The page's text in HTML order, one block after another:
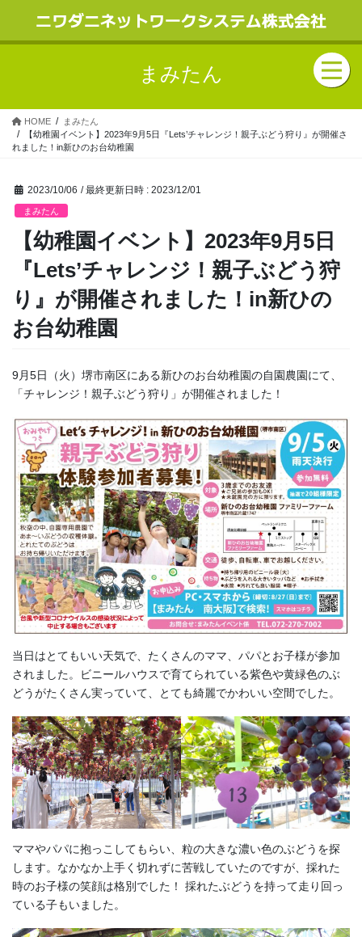
まみたん
HOME
まみたん
【幼稚園イベント】2023年9月5日『Lets’チャレンジ！親子ぶどう狩り』が開催さ
れました！in新ひのお台幼稚園
2023/10/06 / 最終更新日時 : 2023/12/01
まみたん
【幼稚園イベント】2023年9月5日
『Lets’チャレンジ！親子ぶどう狩
り』が開催されました！in新ひの
お台幼稚園
9月5日（火）堺市南区にある新ひのお台幼稚園の自園農園にて、
「チャレンジ！親子ぶどう狩り」が開催されました！
当日はとてもいい天気で、たくさんのママ、パパとお子様が参加
されました。ビニールハウスで育てられている紫色や黄緑色のぶ
どうがたくさん実っていて、とても綺麗でかわいい空間でした。
ママやパパに抱っこしてもらい、粒の大きな濃い色のぶどうを探
します。なかなか上手く切れずに苦戦していたのですが、採れた
時のお子様の笑顔は格別でした！ 採れたぶどうを持って走り回っ
ている子もいました。